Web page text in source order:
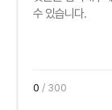
0 / 300